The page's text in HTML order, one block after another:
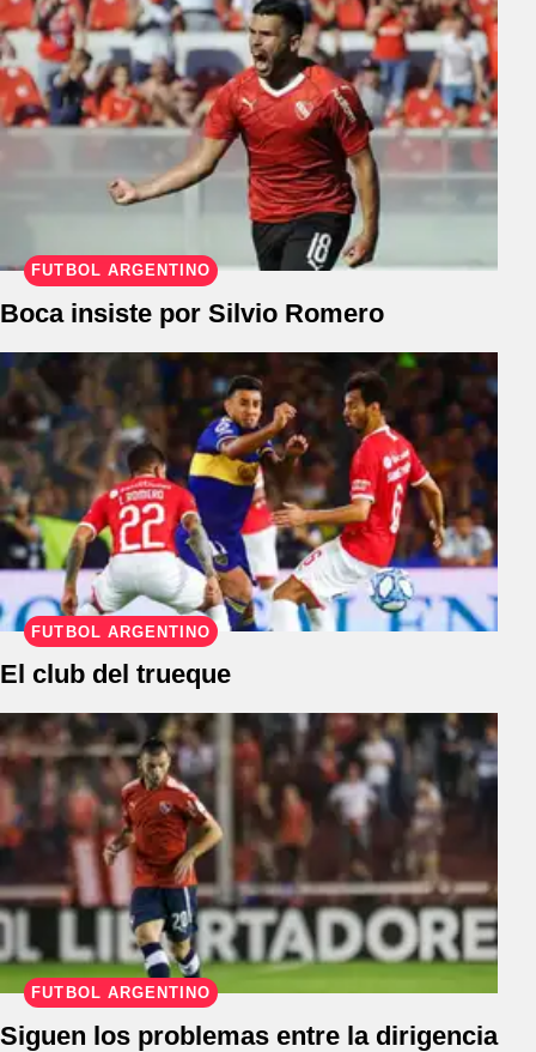
FÚTBOL ARGENTINO
Boca insiste por Silvio Romero
FÚTBOL ARGENTINO
El club del trueque
FÚTBOL ARGENTINO
Siguen los problemas entre la dirigencia